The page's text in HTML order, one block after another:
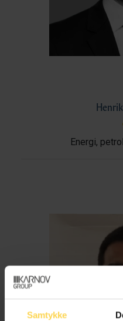
Samtykke
Energi,